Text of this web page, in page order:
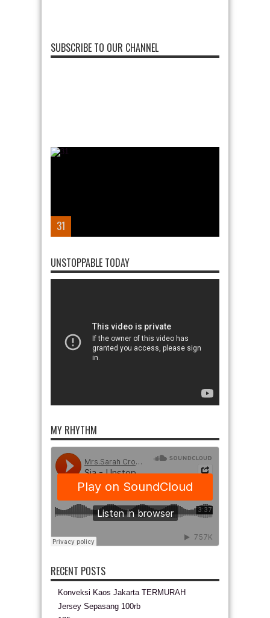
SUBSCRIBE TO OUR CHANNEL
31
UNSTOPPABLE TODAY
MY RHYTHM
RECENT POSTS
Konveksi Kaos Jakarta TERMURAH
Jersey Sepasang 100rb